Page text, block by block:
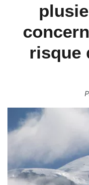
risque